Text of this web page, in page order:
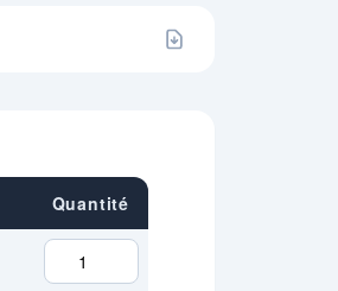
Quantité